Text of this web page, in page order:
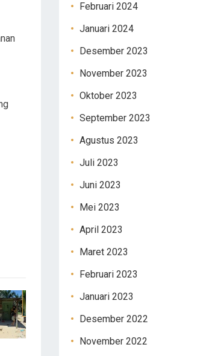
Februari 2024
Januari 2024
Desember 2023
November 2023
Oktober 2023
September 2023
Agustus 2023
Juli 2023
Juni 2023
Mei 2023
April 2023
Maret 2023
Februari 2023
Januari 2023
Desember 2022
November 2022